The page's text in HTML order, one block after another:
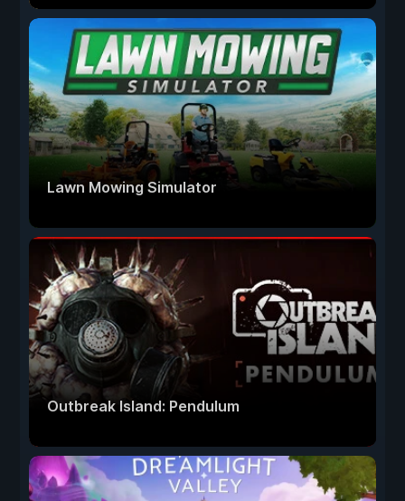
Lawn Mowing Simulator
Outbreak Island: Pendulum